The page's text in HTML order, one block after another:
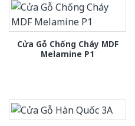
Cửa Gỗ Chống Cháy MDF
Melamine P1